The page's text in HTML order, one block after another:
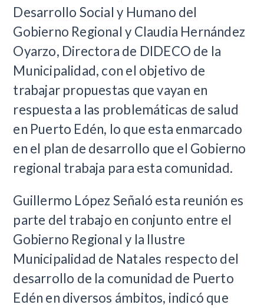
Desarrollo Social y Humano del
Gobierno Regional y Claudia Hernández
Oyarzo, Directora de DIDECO de la
Municipalidad, con el objetivo de
trabajar propuestas que vayan en
respuesta a las problemáticas de salud
en Puerto Edén, lo que esta enmarcado
en el plan de desarrollo que el Gobierno
regional trabaja para esta comunidad.
Guillermo López Señaló esta reunión es
parte del trabajo en conjunto entre el
Gobierno Regional y la Ilustre
Municipalidad de Natales respecto del
desarrollo de la comunidad de Puerto
Edén en diversos ámbitos, indicó que